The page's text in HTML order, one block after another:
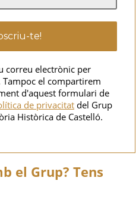
correu electrònic per
el compartirem
d'aquest formulari de
de privacitat del Grup
Històrica de Castelló.
el Grup? Tens